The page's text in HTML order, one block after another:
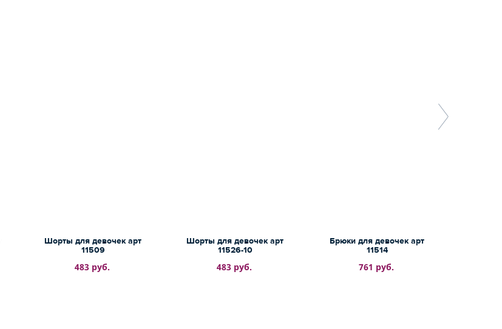
Шорты для девочек арт
11509
483 руб.
Шорты для девочек арт
11526-10
483 руб.
Брюки для девочек арт
11514
761 руб.